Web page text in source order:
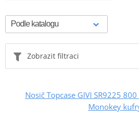
Zobrazit filtraci
Nosič Topcase GIVI SR9225
Monokey